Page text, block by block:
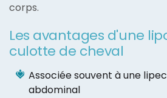
corps.
Les avantages d'une
culotte de cheval
Associée souvent à une
abdominal